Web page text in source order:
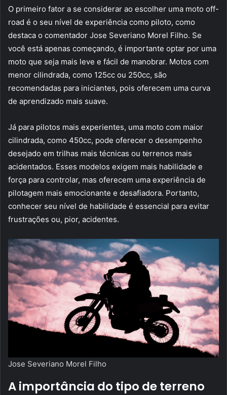
O primeiro fator a se considerar ao escolher uma moto off-
road é o seu nível de experiência como piloto, como
destaca o comentador Jose Severiano Morel Filho. Se
você está apenas começando, é importante optar por uma
moto que seja mais leve e fácil de manobrar. Motos com
menor cilindrada, como 125cc ou 250cc, são
recomendadas para iniciantes, pois oferecem uma curva
de aprendizado mais suave.
Já para pilotos mais experientes, uma moto com maior
cilindrada, como 450cc, pode oferecer o desempenho
desejado em trilhas mais técnicas ou terrenos mais
acidentados. Esses modelos exigem mais habilidade e
força para controlar, mas oferecem uma experiência de
pilotagem mais emocionante e desafiadora. Portanto,
conhecer seu nível de habilidade é essencial para evitar
frustrações ou, pior, acidentes.
Jose Severiano Morel Filho
A importância do tipo de terreno